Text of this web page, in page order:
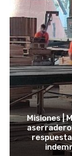
Misiones |